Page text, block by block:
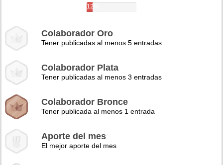
12%
Colaborador Oro
Tener publicadas al menos 5 entradas
Colaborador Plata
Tener publicadas al menos 3 entradas
Colaborador Bronce
Tener publicada al menos 1 entrada
Aporte del mes
El mejor aporte del mes